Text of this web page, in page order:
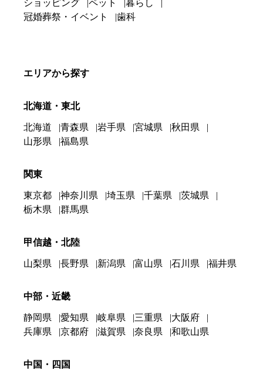
ショッピング
ペット
暮らし
冠婚葬祭・イベント
歯科
エリアから探す
北海道・東北
北海道 青森県 岩手県 宮城県
秋田県
山形県
福島県
関東
東京都 神奈川県 埼玉県 千葉県
茨城県
栃木県
群馬県
甲信越・北陸
山梨県 長野県 新潟県 富山県 石川県 福井県
中部・近畿
静岡県 愛知県 岐阜県 三重県
大阪府
兵庫県
京都府 滋賀県 奈良県 和歌山県
中国・四国